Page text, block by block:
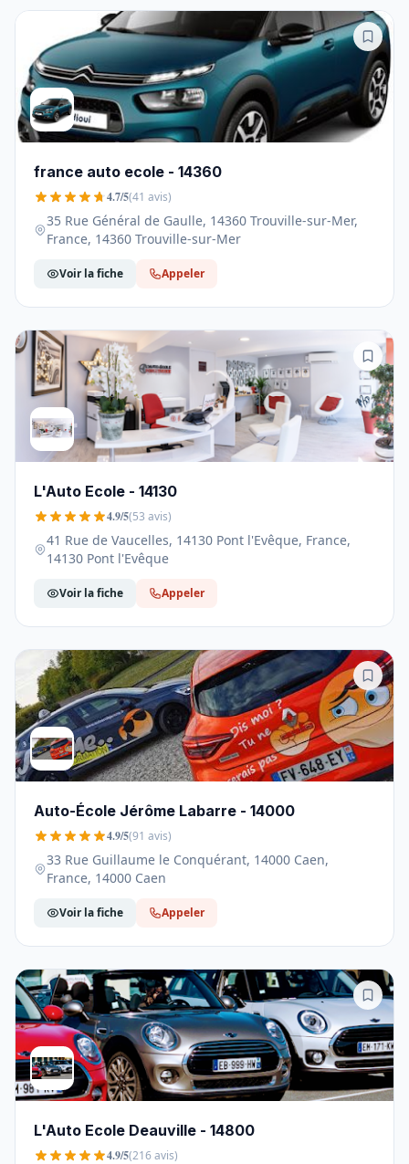
france auto ecole - 14360
4.7/5(41 avis)
35 Rue Général de Gaulle, 14360 Trouville-sur-Mer,
France, 14360 Trouville-sur-Mer
Voir la fiche Appeler
L'Auto Ecole - 14130
4.9/5(53 avis)
41 Rue de Vaucelles, 14130 Pont l'Evêque, France,
14130 Pont l'Evêque
Voir la fiche Appeler
Auto-École Jérôme Labarre - 14000
4.9/5(91 avis)
33 Rue Guillaume le Conquérant, 14000 Caen,
France, 14000 Caen
Voir la fiche Appeler
L'Auto Ecole Deauville - 14800
4.9/5(216 avis)